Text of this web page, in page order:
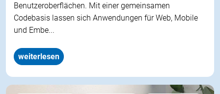
Benutzeroberflächen. Mit einer gemeinsamen
Codebasis lassen sich Anwendungen für Web, Mobile
und Embe...
weiterlesen